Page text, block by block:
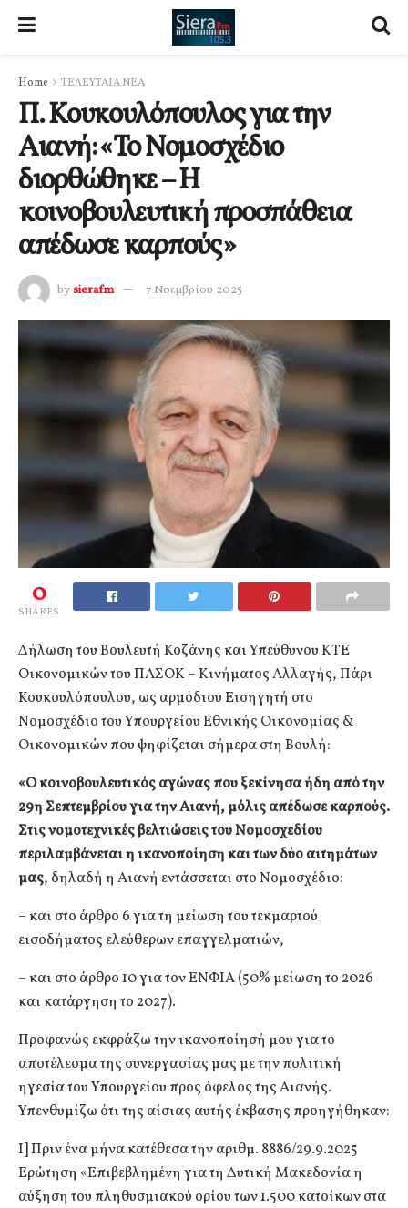
Home ΤΕΛΕΥΤΑΙΑ ΝΕΑ
Π. Κουκουλόπουλος για την
Αιανή: «Το Νομοσχέδιο
διορθώθηκε – Η
κοινοβουλευτική προσπάθεια
απέδωσε καρπούς»
by sierafm 7 Νοεμβρίου 2025
0
SHARES
Δήλωση του Βουλευτή Κοζάνης και Υπεύθυνου ΚΤΕ
Οικονομικών του ΠΑΣΟΚ – Κινήματος Αλλαγής, Πάρι
Κουκουλόπουλου, ως αρμόδιου Εισηγητή στο
Νομοσχέδιο του Υπουργείου Εθνικής Οικονομίας &
Οικονομικών που ψηφίζεται σήμερα στη Βουλή:
«Ο κοινοβουλευτικός αγώνας που ξεκίνησα ήδη από την
29η Σεπτεμβρίου για την Αιανή, μόλις απέδωσε καρπούς.
Στις νομοτεχνικές βελτιώσεις του Νομοσχεδίου
περιλαμβάνεται η ικανοποίηση και των δύο αιτημάτων
μας, δηλαδή η Αιανή εντάσσεται στο Νομοσχέδιο:
– και στο άρθρο 6 για τη μείωση του τεκμαρτού
εισοδήματος ελεύθερων επαγγελματιών,
– και στο άρθρο 10 για τον ΕΝΦΙΑ (50% μείωση το 2026
και κατάργηση το 2027).
Προφανώς εκφράζω την ικανοποίησή μου για το
αποτέλεσμα της συνεργασίας μας με την πολιτική
ηγεσία του Υπουργείου προς όφελος της Αιανής.
Υπενθυμίζω ότι της αίσιας αυτής έκβασης προηγήθηκαν:
Ι] Πριν ένα μήνα κατέθεσα την αριθμ. 8886/29.9.2025
Ερώτηση «Επιβεβλημένη για τη Δυτική Μακεδονία η
αύξηση του πληθυσμιακού ορίου των 1.500 κατοίκων στα